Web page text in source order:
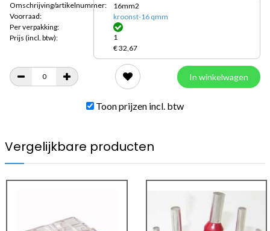
Omschrijving/artikelnummer:
Voorraad:
Per verpakking:
Prijs (incl. btw):
16mm2
kroonst-16 qmm
1
€ 32,67
In winkelwagen
Toon prijzen incl. btw
Vergelijkbare producten